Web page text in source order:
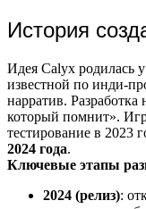
История
Идея Calyx родилась
известной по инди-
нарратив.
который помнит».
тестирование в 2023
2024 года.
Ключевые этапы
2024 (релиз):